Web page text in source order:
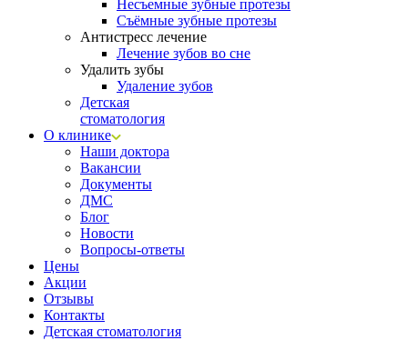
Несъемные зубные протезы
Съёмные зубные протезы
Антистресс лечение
Лечение зубов во сне
Удалить зубы
Удаление зубов
Детская
стоматология
О клинике
Наши доктора
Вакансии
Документы
ДМС
Блог
Новости
Вопросы-ответы
Цены
Акции
Отзывы
Контакты
Детская стоматология